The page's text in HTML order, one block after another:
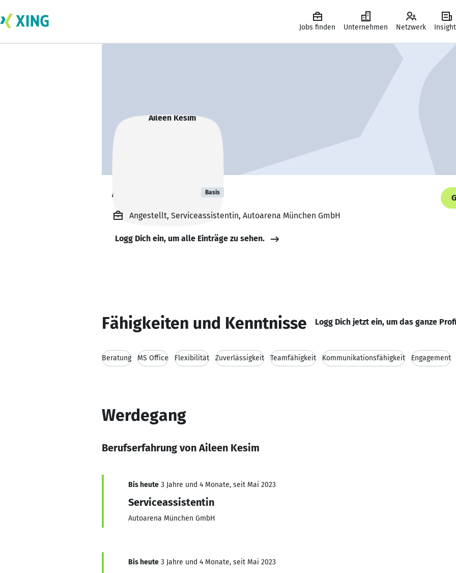
Jobs finden Unternehmen Netzwerk
Aileen Kesim Basis
Angestellt, Serviceassistentin, Autoarena München GmbH
Logg Dich ein, um alle Einträge zu sehen.
Fähigkeiten und Kenntnisse Logg Dich jetzt ein, um das ganze
Beratung MS Office Flexibilität Zuverlässigkeit Teamfähigkeit Kommunikationsfähigkeit Engagement
Werdegang
Berufserfahrung von Aileen Kesim
Bis heute 3 Jahre und 4 Monate, seit Mai 2023
Serviceassistentin
Autoarena München GmbH
Bis heute 3 Jahre und 4 Monate, seit Mai 2023